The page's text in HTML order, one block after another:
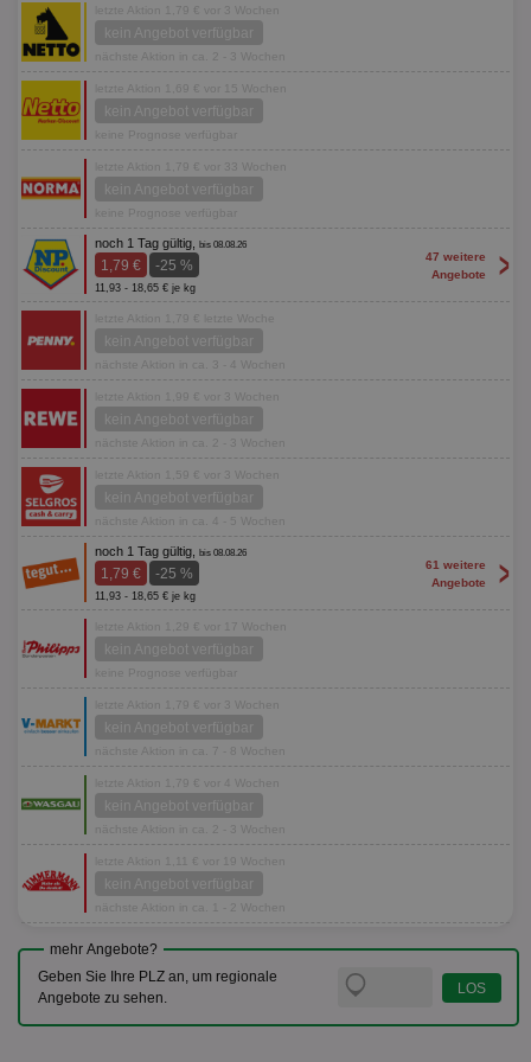
letzte Aktion 1,79 € vor 3 Wochen
kein Angebot verfügbar
nächste Aktion in ca. 2 - 3 Wochen
letzte Aktion 1,69 € vor 15 Wochen
kein Angebot verfügbar
keine Prognose verfügbar
letzte Aktion 1,79 € vor 33 Wochen
kein Angebot verfügbar
keine Prognose verfügbar
noch 1 Tag gültig, bis 08.08.26
1,79 € -25 %
11,93 - 18,65 € je kg
47 weitere
Angebote
>
letzte Aktion 1,79 € letzte Woche
kein Angebot verfügbar
nächste Aktion in ca. 3 - 4 Wochen
letzte Aktion 1,99 € vor 3 Wochen
kein Angebot verfügbar
nächste Aktion in ca. 2 - 3 Wochen
letzte Aktion 1,59 € vor 3 Wochen
kein Angebot verfügbar
nächste Aktion in ca. 4 - 5 Wochen
noch 1 Tag gültig, bis 08.08.26
1,79 € -25 %
11,93 - 18,65 € je kg
61 weitere
Angebote
>
letzte Aktion 1,29 € vor 17 Wochen
kein Angebot verfügbar
keine Prognose verfügbar
letzte Aktion 1,79 € vor 3 Wochen
kein Angebot verfügbar
nächste Aktion in ca. 7 - 8 Wochen
letzte Aktion 1,79 € vor 4 Wochen
kein Angebot verfügbar
nächste Aktion in ca. 2 - 3 Wochen
letzte Aktion 1,11 € vor 19 Wochen
kein Angebot verfügbar
nächste Aktion in ca. 1 - 2 Wochen
mehr Angebote?
Geben Sie Ihre PLZ an, um regionale
Angebote zu sehen.